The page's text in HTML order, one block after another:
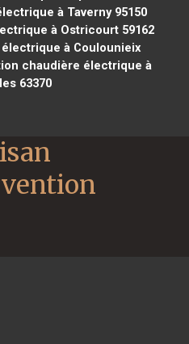
à Taverny 95150
à Ostricourt 59162
à Coulounieix
chaudière électrique à
63370